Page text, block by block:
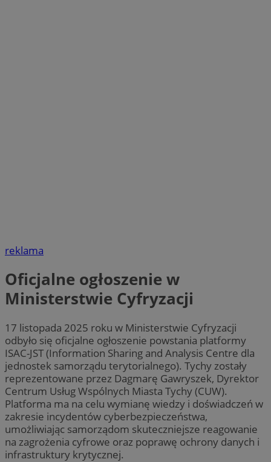
reklama
Oficjalne ogłoszenie w
Ministerstwie Cyfryzacji
17 listopada 2025 roku w Ministerstwie Cyfryzacji
odbyło się oficjalne ogłoszenie powstania platformy
ISAC-JST (Information Sharing and Analysis Centre dla
jednostek samorządu terytorialnego). Tychy zostały
reprezentowane przez Dagmarę Gawryszek, Dyrektor
Centrum Usług Wspólnych Miasta Tychy (CUW).
Platforma ma na celu wymianę wiedzy i doświadczeń w
zakresie incydentów cyberbezpieczeństwa,
umożliwiając samorządom skuteczniejsze reagowanie
na zagrożenia cyfrowe oraz poprawę ochrony danych i
infrastruktury krytycznej.